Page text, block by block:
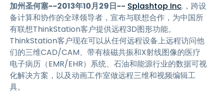
加州圣何塞--2013年10月29日-- Splashtop Inc.，跨设
备计算和协作的全球领导者，宣布与联想合作，为中国所
有联想ThinkStation客户提供远程3D图形功能。
ThinkStation客户现在可以从任何远程设备上远程访问他
们的三维CAD/CAM、带有核磁共振和X射线图像的医疗
电子病历（EMR/EHR）系统、石油和能源行业的数据可视
化解决方案，以及动画工作室做远程三维和视频编辑工
具。